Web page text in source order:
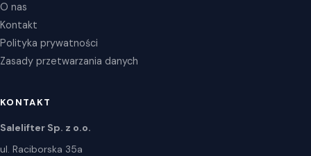
O nas
Kontakt
Polityka prywatności
Zasady przetwarzania danych
KONTAKT
Salelifter Sp. z o.o.
ul. Raciborska 35a